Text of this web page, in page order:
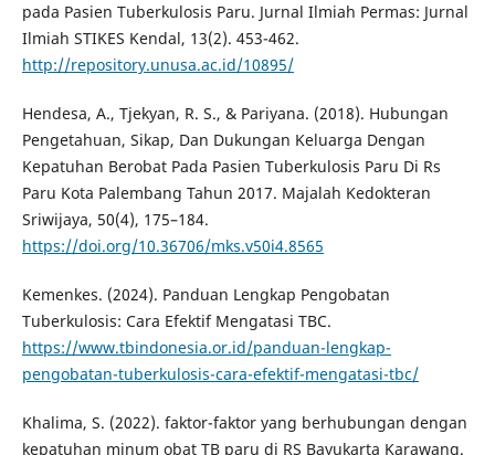
pada Pasien Tuberkulosis Paru. Jurnal Ilmiah Permas: Jurnal
Ilmiah STIKES Kendal, 13(2). 453-462.
http://repository.unusa.ac.id/10895/
Hendesa, A., Tjekyan, R. S., & Pariyana. (2018). Hubungan
Pengetahuan, Sikap, Dan Dukungan Keluarga Dengan
Kepatuhan Berobat Pada Pasien Tuberkulosis Paru Di Rs
Paru Kota Palembang Tahun 2017. Majalah Kedokteran
Sriwijaya, 50(4), 175–184.
https://doi.org/10.36706/mks.v50i4.8565
Kemenkes. (2024). Panduan Lengkap Pengobatan
Tuberkulosis: Cara Efektif Mengatasi TBC.
https://www.tbindonesia.or.id/panduan-lengkap-
pengobatan-tuberkulosis-cara-efektif-mengatasi-tbc/
Khalima, S. (2022). faktor-faktor yang berhubungan dengan
kepatuhan minum obat TB paru di RS Bayukarta Karawang.